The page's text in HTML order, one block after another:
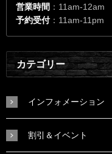
営業時間 ：11am-12am
予約受付：11am-11pm
カテゴリー
インフォメーション
割引＆イベント